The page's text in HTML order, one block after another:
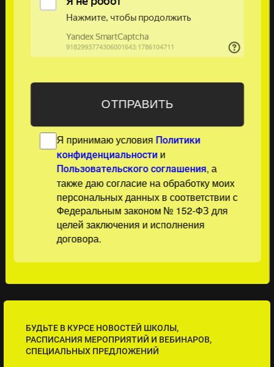
Я принимаю условия Политики
конфиденциальности и
Пользовательского соглашения, а
также даю согласие на обработку моих
персональных данных в соответствии с
Федеральным законом № 152-ФЗ для
целей заключения и исполнения
договора.
БУДЬТЕ В КУРСЕ НОВОСТЕЙ ШКОЛЫ,
РАСПИСАНИЯ МЕРОПРИЯТИЙ И ВЕБИНАРОВ,
СПЕЦИАЛЬНЫХ ПРЕДЛОЖЕНИЙ